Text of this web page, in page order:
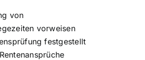
von
vorweisen
festgestellt